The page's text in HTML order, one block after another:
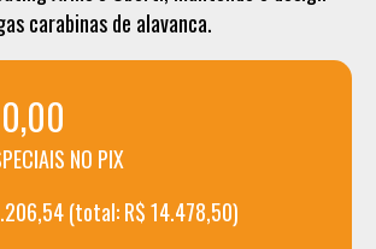
carabinas de alavanca.
NO PIX
(total: R$ 14.478,50)